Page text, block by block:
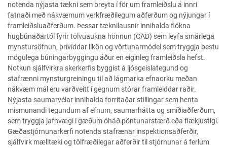
notenda nýjasta tækni sem breyta í för um framleiðslu á innri
fatnaði með nákvæmum verkfræðilegum aðferðum og nýjungar í
framleiðsluaðferðum. Þessar tæknilausnir innihalda flókna
hugbúnaðartól fyrir tölvuaukna hönnun (CAD) sem leyfa smárlega
mynstursöfnun, þrívíddar líkön og vörtunarmódel sem tryggja bestu
mögulega búningarbyggingu áður en eiginleg framleiðsla hefst.
Notkun sjálfvirkra skerkerfis byggist á ljósgeislategund og
stafrænni mynsturgreiningu til að lágmarka efnaorku meðan
nákvæm mál eru varðveitt í gegnum stórar framleiddar raðir.
Nýjasta saumarvélar innihalda forritaðar stillingar sem henta
mismunandi tegundum af efnum, saumarhátta og smíðiaðferðum,
sem tryggja jafnvægi í gæðum óháð pöntunarstærð eða flækjustigi.
Gæðastjórnunarkerfi notenda stafrænar inspektionsaðferðir,
sjálfvirk mælitæki og tölfræðilegar aðferðir til stjórnunar á ferlum